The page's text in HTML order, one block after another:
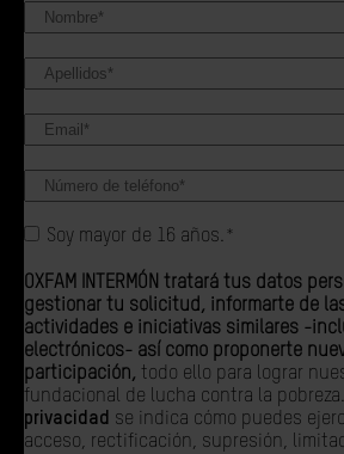
Soy mayor de 16 años. *
OXFAM INTERMÓN tratará tus datos
gestionar tu solicitud, informarte de
actividades e iniciativas similares -
electrónicos- así como proponerte
participación, todo ello para lograr
fundacional de lucha contra la
privacidad se indica cómo puedes
acceso, rectificación, supresión,